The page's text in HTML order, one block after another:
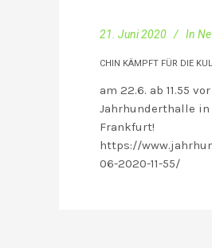
21. Juni 2020 In
CHIN KÄMPFT FÜR DIE
am 22.6. ab 11.55
Jahrhunderthalle in
Frankfurt!
https://
06-2020-11-55/